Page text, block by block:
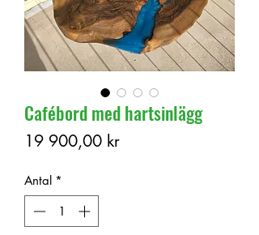
Cafébord med hartsinlägg
19 900,00 krPris
Antal *